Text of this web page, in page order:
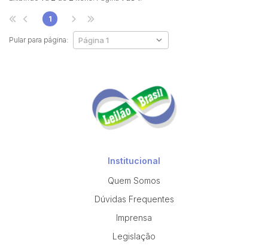
Pular para página:
1
Institucional
Quem Somos
Dúvidas Frequentes
Imprensa
Legislação